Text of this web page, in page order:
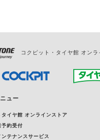
コクピット・タイヤ館 オンラ
ュー
タイヤ館 オンラインストア
予約受付
ンテナンスサービス